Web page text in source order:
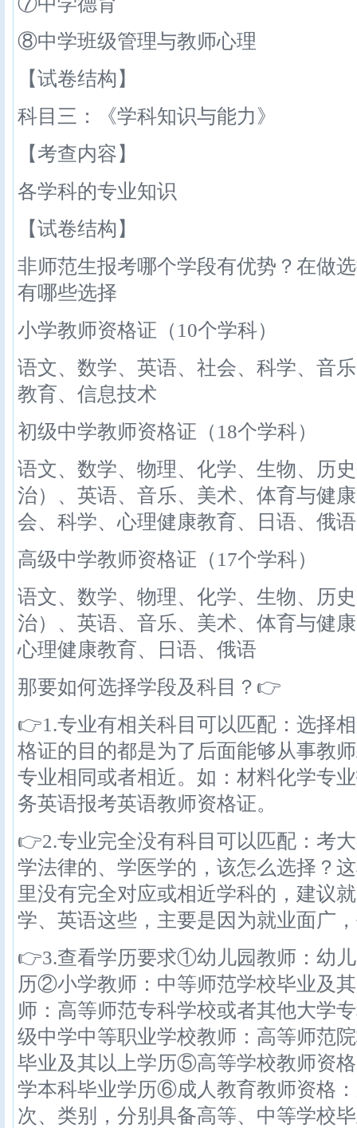
⑧中学班级管理与教师心理
【试卷结构】
科目三：《学科知识与能力》
【考查内容】
各学科的专业知识
【试卷结构】
非师范生报考哪个学段有优势？在做
有哪些选择
小学教师资格证（10个学科）
语文、数学、英语、社会、科学、音
教育、信息技术
初级中学教师资格证（18个学科）
语文、数学、物理、化学、生物、历
治）、英语、音乐、美术、体育与健
会、科学、心理健康教育、日语、俄语
高级中学教师资格证（17个学科）
语文、数学、物理、化学、生物、历
治）、英语、音乐、美术、体育与健
心理健康教育、日语、俄语
那要如何选择学段及科目？👉
👉1.专业有相关科目可以匹配：选择
格证的目的都是为了后面能够从事教
专业相同或者相近。如：材料化学专
务英语报考英语教师资格证。
👉2.专业完全没有科目可以匹配：考
学法律的、学医学的，该怎么选择？
里没有完全对应或相近学科的，建议
学、英语这些，主要是因为就业面广
👉3.查看学历要求①幼儿园教师：幼
历②小学教师：中等师范学校毕业及
师：高等师范专科学校或者其他大学
级中学中等职业学校教师：高等师范
毕业及其以上学历⑤高等学校教师资
学本科毕业学历⑥成人教育教师资格
次、类别，分别具备高等、中等学校